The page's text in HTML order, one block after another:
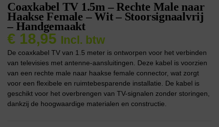
Coaxkabel TV 1.5m – Rechte Male naar
Haakse Female – Wit – Stoorsignaalvrij
– Handgemaakt
€ 18,95 Incl. btw
De coaxkabel TV van 1.5 meter is ontworpen voor het verbinden
van televisies met antenne-aansluitingen. Deze kabel is voorzien
van een rechte male naar haakse female connector, wat zorgt
voor een flexibele en ruimtebesparende installatie. De kabel is
geschikt voor het overbrengen van TV-signalen zonder storingen,
dankzij de hoogwaardige materialen en constructie.